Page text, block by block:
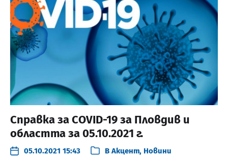
Справка за COVID-19 за Пловдив и
областта за 05.10.2021 г.
05.10.2021 15:43 В Акцент, Новини